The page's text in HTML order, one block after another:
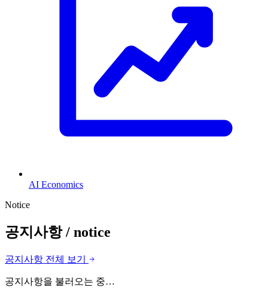
AI Economics
Notice
공지사항/ notice
공지사항 전체 보기
공지사항을 불러오는 중…